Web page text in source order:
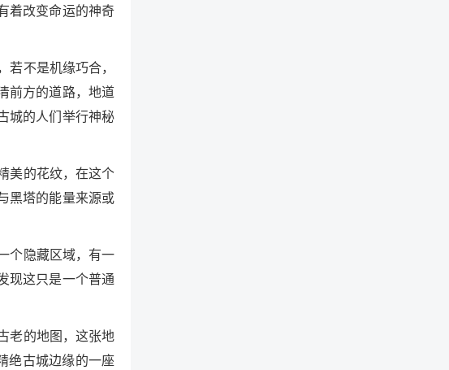
着改变命运的神奇
不是机缘巧合，
前方的道路，地道
城的人们举行神秘
美的花纹，在这个
黑塔的能量来源或
个隐藏区域，有一
现这只是一个普通
老的地图，这张地
绝古城边缘的一座